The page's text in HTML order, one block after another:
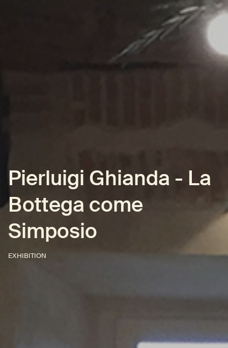
Pierluigi Ghianda - La
Bottega come
Simposio
EXHIBITION